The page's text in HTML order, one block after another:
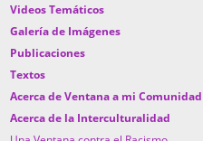
Videos Temáticos
Galería de Imágenes
Publicaciones
Textos
Acerca de Ventana a mi Comunidad
Acerca de la Interculturalidad